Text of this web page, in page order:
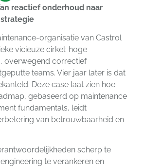
reactief onderhoud naar
organisatie van Castrol
vicieuze cirkel: hoge
overwegend correctief
teams. Vier jaar later is dat
Deze case laat zien hoe
gebaseerd op maintenance
fundamentals, leidt
van betrouwbaarheid en
scherp te
te verankeren en